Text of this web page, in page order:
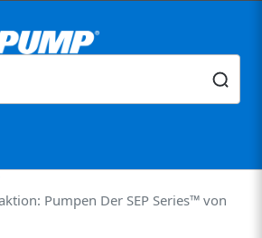
Pumpen Der SEP Series™ von